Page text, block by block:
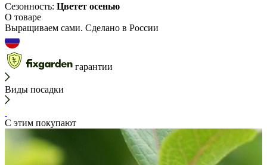
Сезонность: Цветет осенью
О товаре
Выращиваем сами. Сделано в России
гарантии
Виды посадки
С этим покупают